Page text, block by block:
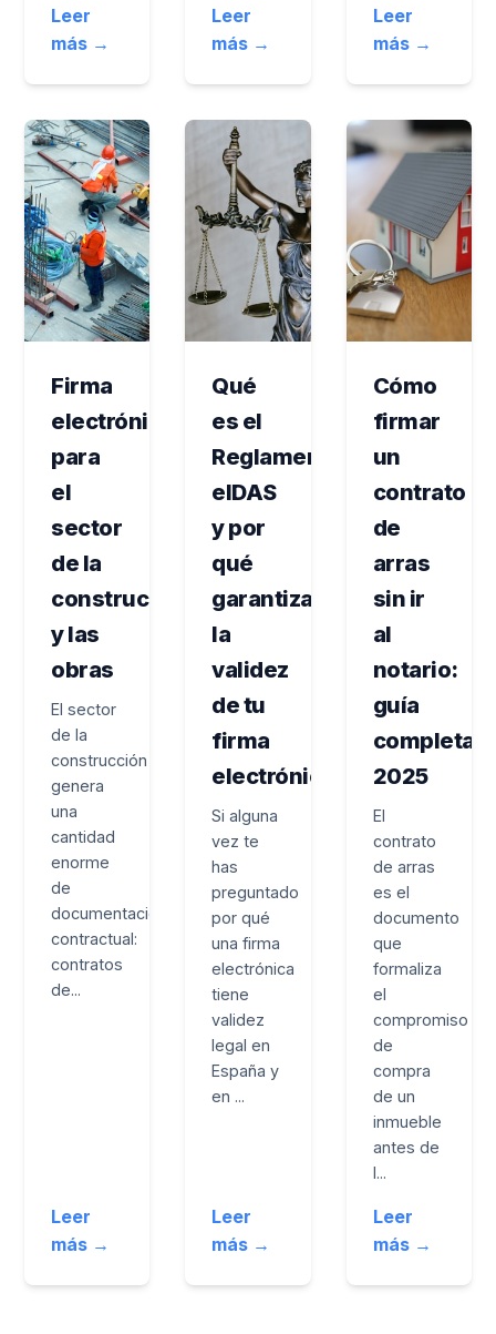
Leer
más →
Leer
más →
Leer
más →
Firma
electrónica
para
el
sector
de la
construcción
y las
obras
El sector
de la
construcción
genera
una
cantidad
enorme
de
documentación
contractual:
contratos
de...
Leer
más →
Qué
es el
Reglamento
eIDAS
y por
qué
garantiza
la
validez
de tu
firma
electrónica
Si alguna
vez te
has
preguntado
por qué
una firma
electrónica
tiene
validez
legal en
España y
en ...
Leer
más →
Cómo
firmar
un
contrato
de
arras
sin ir
al
notario:
guía
completa
2025
El
contrato
de arras
es el
documento
que
formaliza
el
compromiso
de
compra
de un
inmueble
antes de
l...
Leer
más →